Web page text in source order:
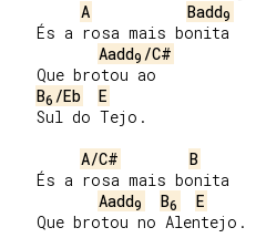
A
Badd9
Aadd9 /C#
B6 /Eb
E
A/C#
B
Aadd9 B6
E